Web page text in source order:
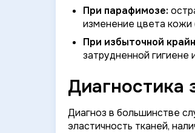
При парафимозе:
изменение цвета кожи
При избыточной
затрудненной
Диагностика
Диагноз в большинстве
эластичность тканей,